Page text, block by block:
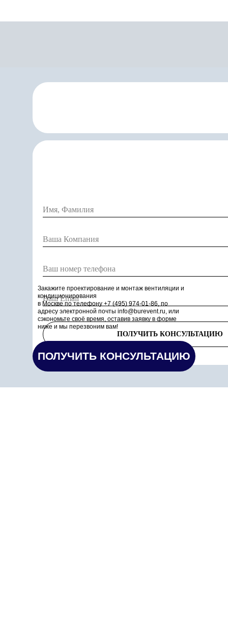
Закажите проектирование и монтаж вентиляции и
кондиционирования
в Москве по телефону +7 (495) 974-01-86, по
адресу электронной почты info@burevent.ru, или
сэкономьте своё время, оставив заявку в форме
ниже и мы перезвоним вам!
ПОЛУЧИТЬ КОНСУЛЬТАЦИЮ
ПОЛУЧИТЬ КОНСУЛЬТАЦИЮ